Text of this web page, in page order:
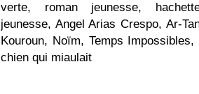
verte, roman jeunesse,
jeunesse, Angel Arias Crespo, Ar-
Kouroun, Noïm, Temps
chien qui miaulait